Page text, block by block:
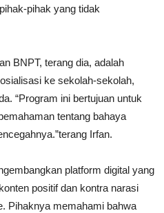
pihak yang tidak
BNPT, terang dia, adalah
ke sekolah-sekolah,
“Program ini bertujuan untuk
tentang bahaya
Irfan.
platform digital yang
positif dan kontra narasi
Pihaknya memahami bahwa